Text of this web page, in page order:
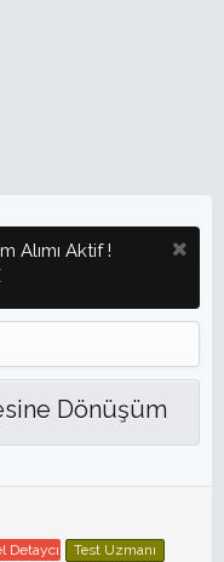
Alımı Aktif !
Dönüşüm
Detaycı
Test Uzmanı